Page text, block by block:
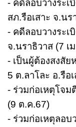
- คดีลอบวางระเ
สภ.รือเสาะ จ.น
- คดีลอบวางระเ
จ.นราธิวาส (7 เ
- เป็นผู้ต้องสงสั
5 ต.ลาโละ อ.รือ
- ร่วมก่อเหตุโจ
(9 ต.ค.67)
- ร่วมก่อเหตุลอบ